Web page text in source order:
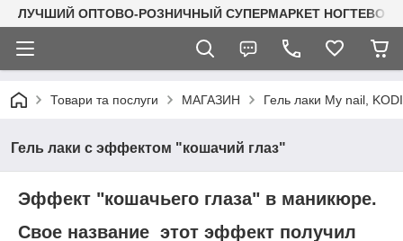
ЛУЧШИЙ ОПТОВО-РОЗНИЧНЫЙ СУПЕРМАРКЕТ
Товари та послуги МАГАЗИН Гель лаки My nail,
Гель лаки с эффектом "кошачий глаз"
Эффект "кошачьего глаза" в маникюре.
Свое название этот эффект получил